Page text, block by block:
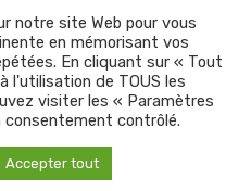
droits résérvés
leGroup Graphic
notre site Web pour vous
en mémorisant vos
En cliquant sur « Tout
l'utilisation de TOUS les
visiter les « Paramètres
consentement contrôlé.
Accepter tout